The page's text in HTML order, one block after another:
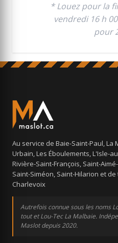
* Louez pour la
vendredi 16 h
pour
Au service de Baie-Saint-Paul, La
Urbain, Les Éboulements, L'Isle-
Rivière-Saint-François, Saint-
Saint-Siméon, Saint-Hilarion et
Charlevoix
Autrefois connue sous les noms
tout et Lou-Tec La Malbaie.
Maslot depuis 2020.